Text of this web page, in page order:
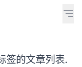
签的文章列表.